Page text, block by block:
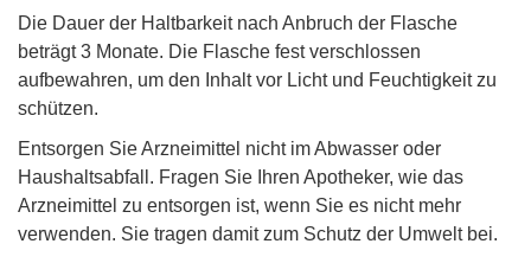
Die Dauer der Haltbarkeit nach Anbruch der Flasche
beträgt 3 Monate. Die Flasche fest verschlossen
aufbewahren, um den Inhalt vor Licht und Feuchtigkeit zu
schützen.
Entsorgen Sie Arzneimittel nicht im Abwasser oder
Haushaltsabfall. Fragen Sie Ihren Apotheker, wie das
Arzneimittel zu entsorgen ist, wenn Sie es nicht mehr
verwenden. Sie tragen damit zum Schutz der Umwelt bei.